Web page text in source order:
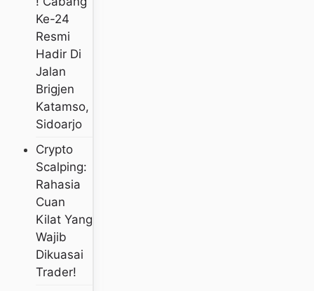
Ke-24
Resmi
Hadir Di
Jalan
Brigjen
Katamso,
Sidoarjo
Crypto
Scalping:
Rahasia
Cuan
Kilat Yang
Wajib
Dikuasai
Trader!